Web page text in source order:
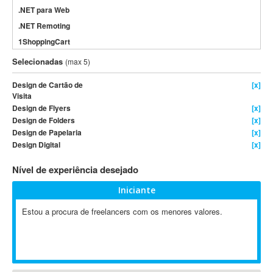
.NET para Web
.NET Remoting
1ShoppingCart
3DS Max
3GSM
4D Dimension
802.11
A&P
A-GPS
A2Billing
AAUS Scientific Diver
Ab Initio
ABAP
Abaqus
AbleCommerce
Selecionadas (max 5)
Design de Cartão de
Visita
[x]
Design de Flyers
[x]
Design de Folders
[x]
Design de Papelaria
[x]
Design Digital
[x]
Nível de experiência desejado
Iniciante
Estou a procura de freelancers com os menores valores.